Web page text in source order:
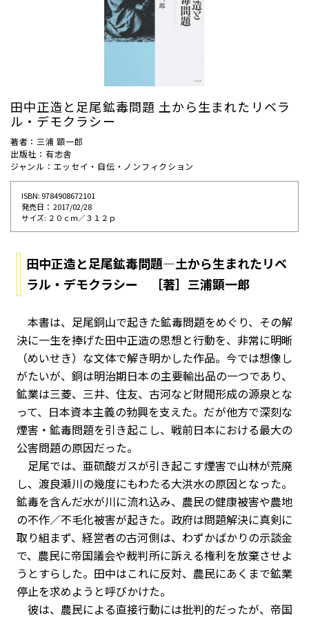
田中正造と足尾鉱毒問題 土から生まれたリベラ
ル・デモクラシー
著者：三浦 顕一郎
出版社：有志舎
ジャンル：エッセイ・自伝・ノンフィクション
ISBN: 9784908672101
発売⽇： 2017/02/28
サイズ: ２０ｃｍ／３１２ｐ
田中正造と足尾鉱毒問題―土から生まれたリベ
ラル・デモクラシー ［著］三浦顕一郎
本書は、足尾銅山で起きた鉱毒問題をめぐり、その解
決に一生を捧げた田中正造の思想と行動を、非常に明晰
（めいせき）な文体で解き明かした作品。今では想像し
がたいが、銅は明治期日本の主要輸出品の一つであり、
鉱業は三菱、三井、住友、古河など財閥形成の源泉とな
って、日本資本主義の勃興を支えた。だが他方で深刻な
煙害・鉱毒問題を引き起こし、戦前日本における最大の
公害問題の原因だった。
足尾では、亜硫酸ガスが引き起こす煙害で山林が荒廃
し、渡良瀬川の幾度にもわたる大洪水の原因となった。
鉱毒を含んだ水が川に流れ込み、農民の健康被害や農地
の不作／不毛化被害が起きた。政府は問題解決に真剣に
取り組まず、経営者の古河側は、わずかばかりの示談金
で、農民に帝国議会や裁判所に訴える権利を放棄させよ
うとすらした。田中はこれに反対、農民にあくまで鉱業
停止を求めようと呼びかけた。
彼は、農民による直接行動には批判的だったが、帝国